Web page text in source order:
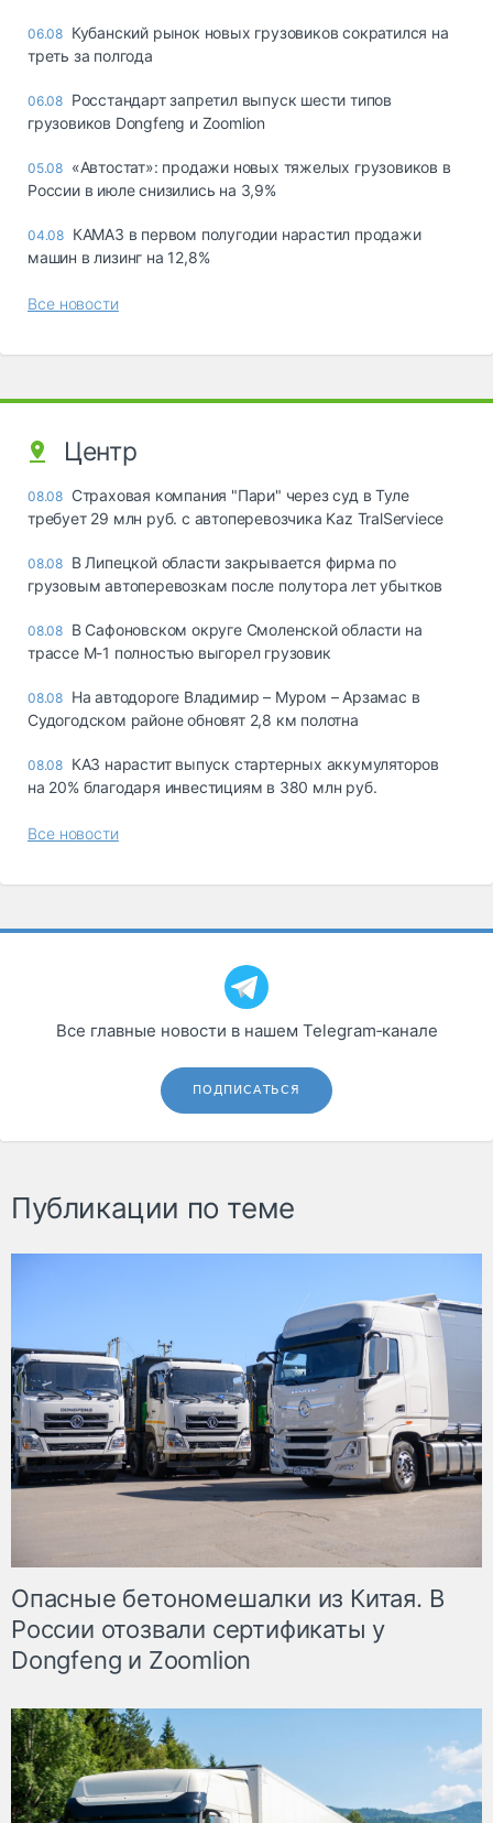
06.08 Кубанский рынок новых грузовиков сократился на
треть за полгода
06.08 Росстандарт запретил выпуск шести типов
грузовиков Dongfeng и Zoomlion
05.08 «Автостат»: продажи новых тяжелых грузовиков в
России в июле снизились на 3,9%
04.08 КАМАЗ в первом полугодии нарастил продажи
машин в лизинг на 12,8%
Все новости
Центр
08.08 Страховая компания "Пари" через суд в Туле
требует 29 млн руб. с автоперевозчика Kaz TralServiece
08.08 В Липецкой области закрывается фирма по
грузовым автоперевозкам после полутора лет убытков
08.08 В Сафоновском округе Смоленской области на
трассе М-1 полностью выгорел грузовик
08.08 На автодороге Владимир – Муром – Арзамас в
Судогодском районе обновят 2,8 км полотна
08.08 КАЗ нарастит выпуск стартерных аккумуляторов
на 20% благодаря инвестициям в 380 млн руб.
Все новости
Все главные новости в нашем Telegram‑канале
ПОДПИСАТЬСЯ
Публикации по теме
Опасные бетономешалки из Китая. В
России отозвали сертификаты у
Dongfeng и Zoomlion